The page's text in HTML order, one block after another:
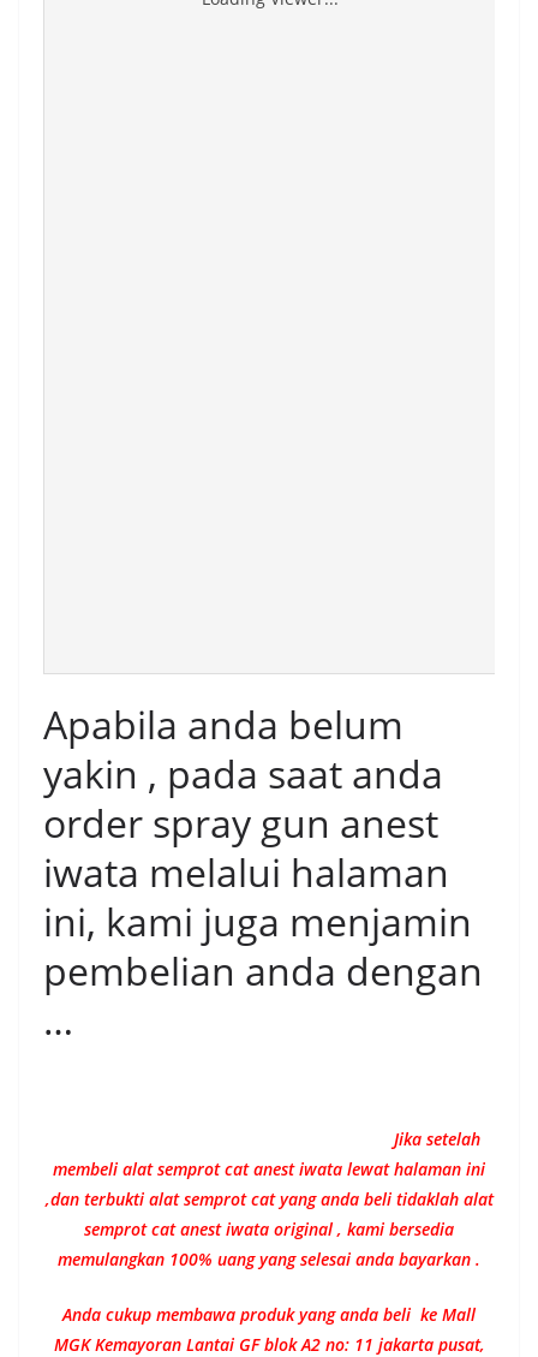
Apabila anda belum
yakin , pada saat anda
order spray gun anest
iwata melalui halaman
ini, kami juga menjamin
pembelian anda dengan
…
Jika setelah
membeli alat semprot cat anest iwata lewat halaman ini
,dan terbukti alat semprot cat yang anda beli tidaklah alat
semprot cat anest iwata original , kami bersedia
memulangkan 100% uang yang selesai anda bayarkan .
Anda cukup membawa produk yang anda beli ke Mall
MGK Kemayoran Lantai GF blok A2 no: 11 jakarta pusat,